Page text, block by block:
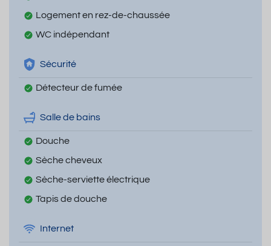
Logement en rez-de-chaussée
WC indépendant
Sécurité
Détecteur de fumée
Salle de bains
Douche
Sèche cheveux
Sèche-serviette électrique
Tapis de douche
Internet